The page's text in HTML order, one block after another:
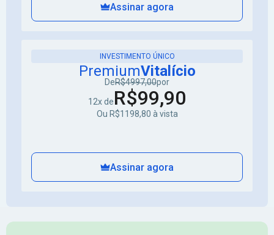
Assinar agora
INVESTIMENTO ÚNICO
PremiumVitalício
DeR$4997,00por
12x deR$99,90
Ou R$1198,80 à vista
Assinar agora